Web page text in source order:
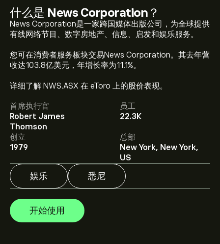
什么是 News Corporation ？
News Corporation是一家跨国媒体出版公司，为全球提供
有线网络节目、数字房地产、信息、启发和娱乐服务。
您可在消费者服务板块交易News Corporation。其去年营
收达103.8亿美元，年增长率为11.1%。
详细了解 NWS.ASX 在 eToro 上的股价表现。
首席执行官
Robert James
Thomson
员工
22.3K
创立
1979
总部
New York, New York,
US
娱乐 悉尼
开始使用
NWS.ASX 现价为‎A$‎47.90。
News Corporation 的平均价格目标为‎A$‎47.90。
eToro 以取得详细的分析师预测及价格目标。
分析师根据市场趋势、财务报告和预期增长对News
Corporation的预测。查看最新预测，了解未来价格走
势。
News Corporation 市值为 ‎A$‎8.74B 美元